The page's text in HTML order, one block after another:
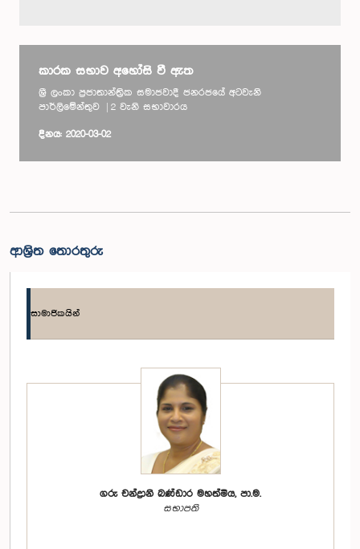
කාරක සභාව අහෝසි වී ඇත
ශ්‍රී ලංකා ප්‍රජාතාන්ත්‍රික සමාජවාදී ජනරජයේ අටවැනි
පාර්ලිමේන්තුව | 2 වැනි සභාවාරය
දිනය: 2020-03-02
ආශ්‍රිත තොරතුරු
සාමාජිකයින්
ගරු චන්ද්‍රානි බණ්ඩාර මහත්මිය, පා.ම.
සභාපති